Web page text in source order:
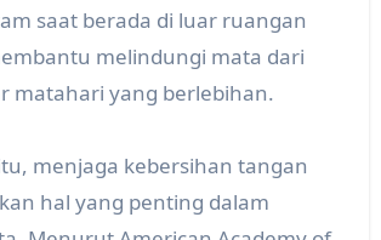
saat berada di luar ruangan
melindungi mata dari
matahari yang berlebihan.
menjaga kebersihan tangan
hal yang penting dalam